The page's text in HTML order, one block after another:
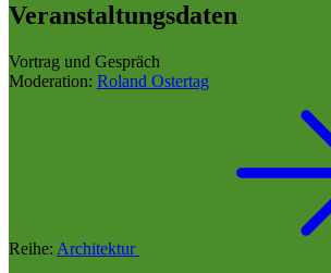
Veranstaltungsdaten
Vortrag und Gespräch
Moderation: Roland Ostertag
Reihe: Architektur